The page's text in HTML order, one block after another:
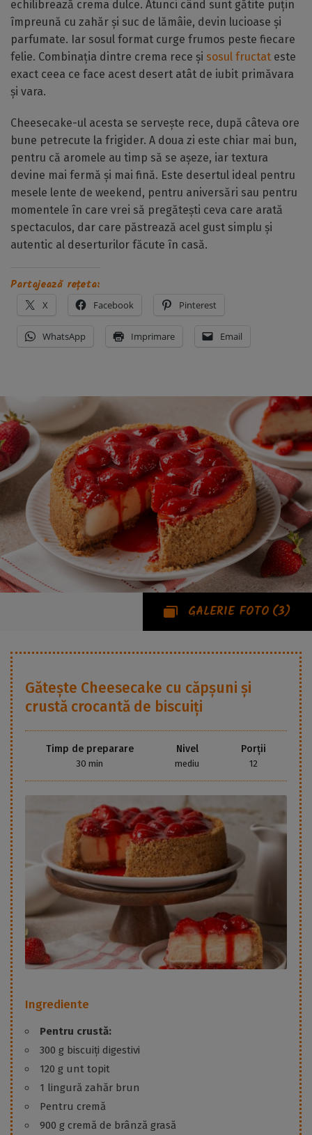
echilibrează crema dulce. Atunci când sunt gătite puțin
împreună cu zahăr și suc de lămâie, devin lucioase și
parfumate. Iar sosul format curge frumos peste fiecare
felie. Combinația dintre crema rece și sosul fructat este
exact ceea ce face acest desert atât de iubit primăvara
și vara.
Cheesecake-ul acesta se servește rece, după câteva ore
bune petrecute la frigider. A doua zi este chiar mai bun,
pentru că aromele au timp să se așeze, iar textura
devine mai fermă și mai fină. Este desertul ideal pentru
mesele lente de weekend, pentru aniversări sau pentru
momentele în care vrei să pregătești ceva care arată
spectaculos, dar care păstrează acel gust simplu și
autentic al deserturilor făcute în casă.
Partajează rețeta:
X Facebook Pinterest
WhatsApp Imprimare Email
GALERIE FOTO (3)
Gătește Cheesecake cu căpșuni și
crustă crocantă de biscuiți
Timp de preparare
30 min
Nivel
mediu
Porții
12
Ingrediente
Pentru crustă:
300 g biscuiți digestivi
120 g unt topit
1 lingură zahăr brun
Pentru cremă
900 g cremă de brânză grasă